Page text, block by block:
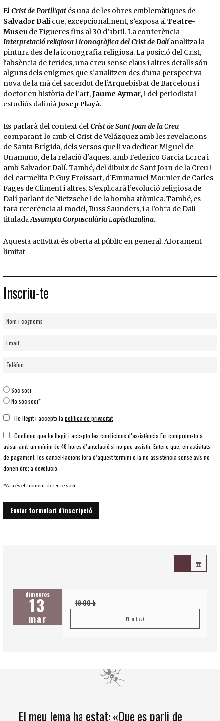
ElCrist de Portlligat és una de les obres emblemàtiques de
Salvador Dalíque, excepcionalment, s’exposa alTeatre-
Museu de Figueres fins al 30 d’abril. La conferència
Interpretació religiosa i iconogràfica del Crist de Dalí analitza la
pintura des de la iconografia religiosa. La posició del Crist,
l'absència de ferides, una creu sense claus i altres detalls són
alguns dels enigmes que s’analitzen des d'una perspectiva
nova de la mà del sacerdot de l’Arquebisbat de Barcelona i
doctor en història de l’art,Jaume Aymar,i del periodista i
estudiós daliniàJosep Playà.
Es parlarà del context delCrist de Sant Joan de la Creu
comparant-lo amb el Crist de Velázquez amb les revelacions
de Santa Brígida, dels versos que li va dedicar Miguel de
Unamuno, de la relació d'aquest amb Federico Garcia Lorca i
amb Salvador Dalí. També, del dibuix de Sant Joan de la Creu i
del carmelita P. Guy Froissart, d'Emmanuel Mounier de Carles
Fages de Climent i altres. S’explicarà l’evolució religiosa de
Dalí parlant de Nietzsche i de la bomba atòmica. També, es
farà referència al model, Russ Saunders, i a l’obra de Dalí
tituladaAssumpta Corpusculària Lapistlazulina.
Aquesta activitat és oberta al públic en general. Aforament
limitat
Inscriu-te
Sóc soci
No sóc soci*
He llegit i accepto lapolítica de privacitat
Confirmo que he llegit i accepto lescondicions d’assistència Em comprometo a
avisar amb un mínim de 48 hores d’antelació si no puc assistir. Entenc que, en activitats
de pagament, les cancel·lacions fora d’aquest termini o la no assistència sense avís no
donen dret a devolució.
*Ara és el moment defer-te soci
Enviar formulari d'inscripció
dimecres
13
mar
19:00 h
Finalitzat
El meu lema ha estat: «Que es parli de